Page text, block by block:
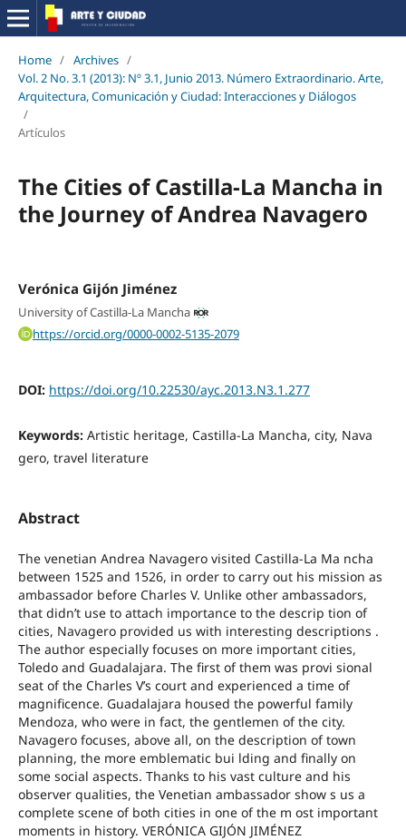
Home / Archives /
Vol. 2 No. 3.1 (2013): Nº 3.1, Junio 2013. Número Extraordinario. Arte,
Arquitectura, Comunicación y Ciudad: Interacciones y Diálogos
/
Artículos
The Cities of Castilla-La Mancha in
the Journey of Andrea Navagero
Verónica Gijón Jiménez
University of Castilla-La Mancha
https://orcid.org/0000-0002-5135-2079
DOI: https://doi.org/10.22530/ayc.2013.N3.1.277
Keywords: Artistic heritage, Castilla-La Mancha, city, Nava
gero, travel literature
Abstract
The venetian Andrea Navagero visited Castilla-La Ma ncha
between 1525 and 1526, in order to carry out his mission as
ambassador before Charles V. Unlike other ambassadors,
that didn’t use to attach importance to the descrip tion of
cities, Navagero provided us with interesting descriptions .
The author especially focuses on more important cities,
Toledo and Guadalajara. The first of them was provi sional
seat of the Charles V’s court and experienced a time of
magnificence. Guadalajara housed the powerful family
Mendoza, who were in fact, the gentlemen of the city.
Navagero focuses, above all, on the description of town
planning, the more emblematic bui lding and finally on
some social aspects. Thanks to his vast culture and his
observer qualities, the Venetian ambassador show s us a
complete scene of both cities in one of the m ost important
moments in history. VERÓNICA GIJÓN JIMÉNEZ